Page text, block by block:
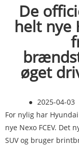
De
helt nye
øget
● 2025-04-03
For nylig har
nye Nexo FCEV. Det
SUV og bruger